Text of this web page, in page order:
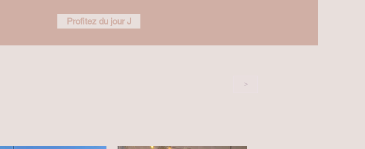
Profitez du jour J
>